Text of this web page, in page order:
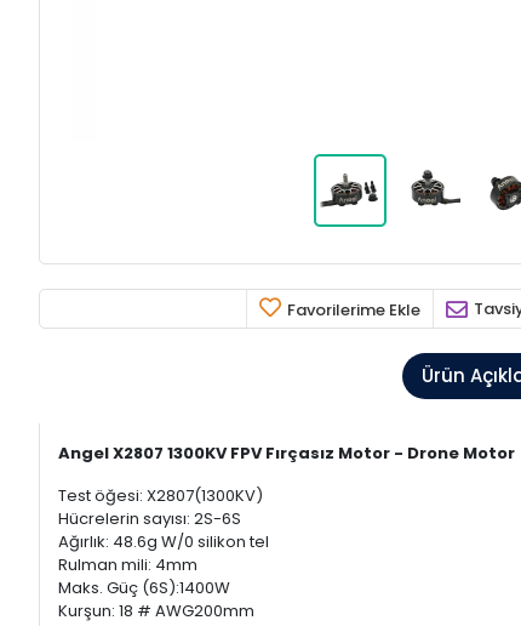
Favorilerime Ekle
Ürün
Angel X2807 1300KV FPV Fırçasız Motor - Drone Motor
Test öğesi: X2807(1300KV)
Hücrelerin sayısı: 2S-6S
Ağırlık: 48.6g W/0 silikon tel
Rulman mili: 4mm
Maks. Güç (6S):1400W
Kurşun: 18 # AWG200mm